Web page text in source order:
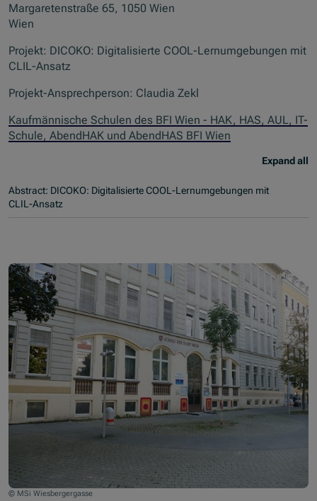
Margaretenstraße 65, 1050 Wien
Wien
Projekt: DICOKO: Digitalisierte COOL-Lernumgebungen mit
CLIL-Ansatz
Projekt-Ansprechperson: Claudia Zekl
Kaufmännische Schulen des BFI Wien - HAK, HAS, AUL, IT-
Schule, AbendHAK und AbendHAS BFI Wien
Expand all
Abstract: DICOKO: Digitalisierte COOL-Lernumgebungen mit
CLIL-Ansatz
© MSi Wiesbergergasse